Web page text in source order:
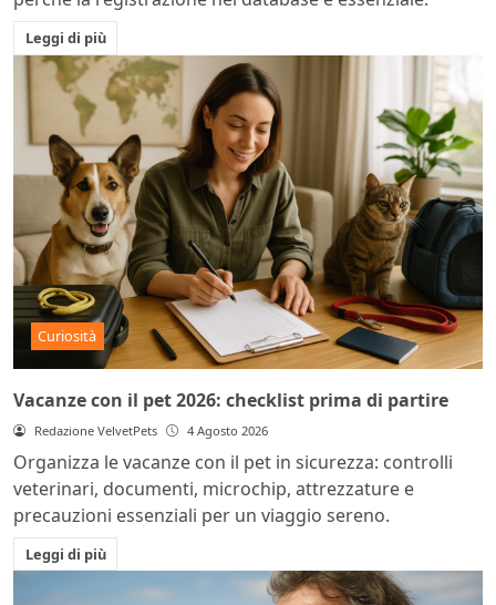
Leggi di più
Curiosità
Vacanze con il pet 2026: checklist prima di partire
Redazione VelvetPets 4 Agosto 2026
Organizza le vacanze con il pet in sicurezza: controlli
veterinari, documenti, microchip, attrezzature e
precauzioni essenziali per un viaggio sereno.
Leggi di più